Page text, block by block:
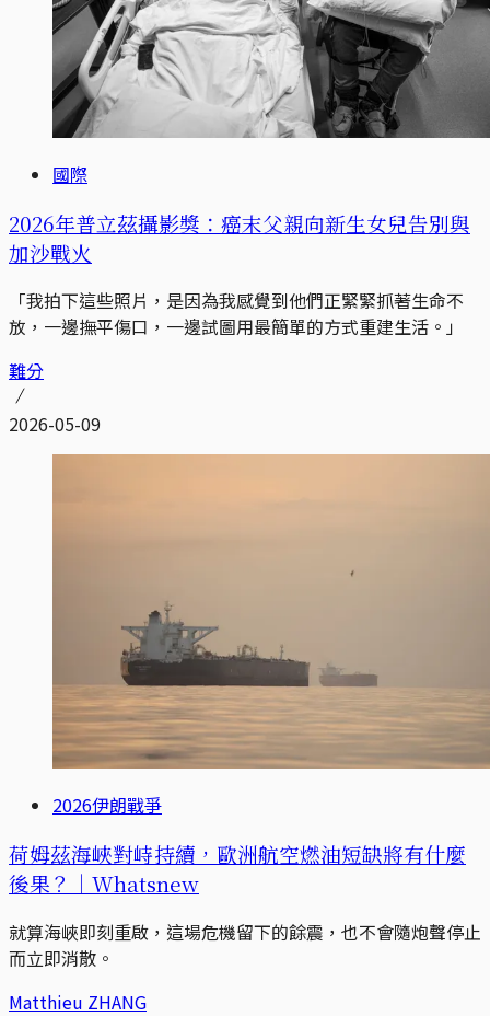
國際
2026年普立茲攝影獎：癌末父親向新生女兒告別與
加沙戰火
「我拍下這些照片，是因為我感覺到他們正緊緊抓著生命不
放，一邊撫平傷口，一邊試圖用最簡單的方式重建生活。」
難分
2026-05-09
2026伊朗戰爭
荷姆茲海峽對峙持續，歐洲航空燃油短缺將有什麼
後果？｜Whatsnew
就算海峽即刻重啟，這場危機留下的餘震，也不會隨炮聲停止
而立即消散。
Matthieu ZHANG